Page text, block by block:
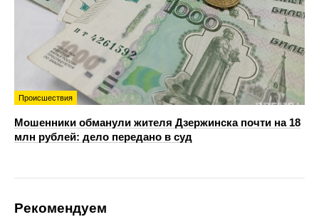
Происшествия
Мошенники обманули жителя Дзержинска почти на 18
млн рублей: дело передано в суд
Рекомендуем